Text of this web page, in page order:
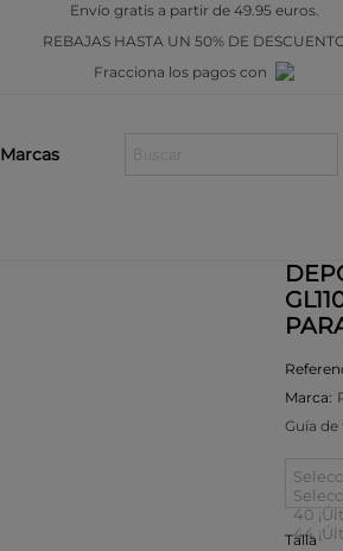
Envío gratis a partir de 49.95 euros.
REBAJAS HASTA UN 50% DE
Fracciona los pagos con
Marcas
Marca:
Guía de
40
44
Talla